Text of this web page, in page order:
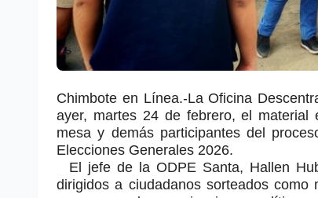
Chimbote en Línea.-La Oficina
ayer, martes 24 de febrero, el material
mesa y demás participantes del
Elecciones Generales 2026.
El jefe de la ODPE Santa, Hallen
dirigidos a ciudadanos sorteados